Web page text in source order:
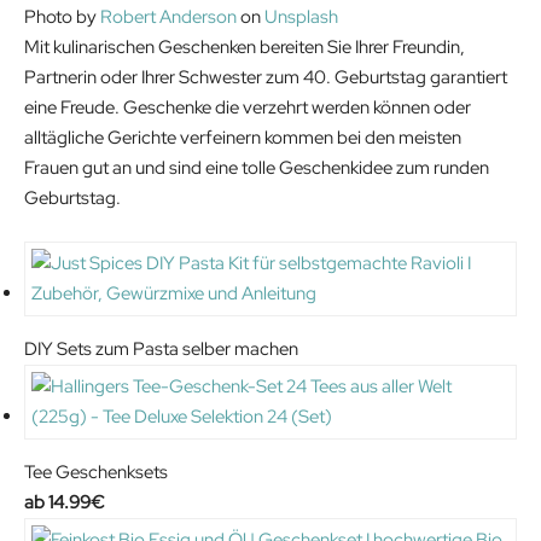
.
9
9
€
.
9
€
.
l
p
r
i
c
e
w
s
:
9
.
9
€
p
r
i
c
e
i
2
3
1
9
€
Photo by Robert Andersonon Unsplash
Mit kulinarischen Geschenken bereiten Sie Ihrer Freundin,
Partnerin oder Ihrer Schwester zum 40. Geburtstag garantiert
eine Freude. Geschenke die verzehrt werden können oder
alltägliche Gerichte verfeinern kommen bei den meisten
Frauen gut an und sind eine tolle Geschenkidee zum runden
Geburtstag.
DIY Sets zum Pasta selber machen
Tee Geschenksets
14.99€